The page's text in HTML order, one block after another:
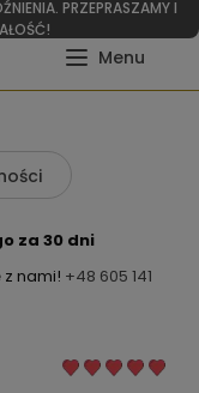
PRZEPRASZAMY I
za 30 dni
z nami! +48 605 141